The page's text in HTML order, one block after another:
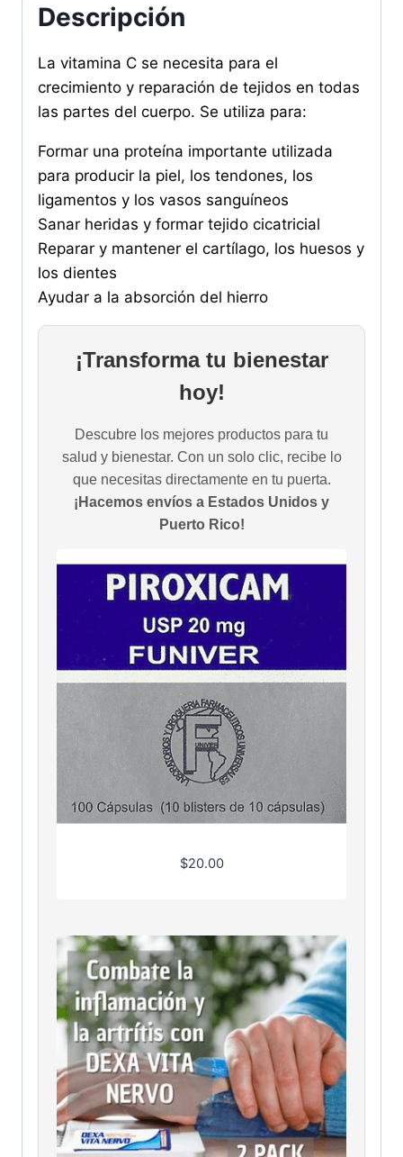
Descripción
La vitamina C se necesita para el
crecimiento y reparación de tejidos en todas
las partes del cuerpo. Se utiliza para:
Formar una proteína importante utilizada
para producir la piel, los tendones, los
ligamentos y los vasos sanguíneos
Sanar heridas y formar tejido cicatricial
Reparar y mantener el cartílago, los huesos y
los dientes
Ayudar a la absorción del hierro
¡Transforma tu bienestar
hoy!
Descubre los mejores productos para tu
salud y bienestar. Con un solo clic, recibe lo
que necesitas directamente en tu puerta.
¡Hacemos envíos a Estados Unidos y
Puerto Rico!
$20.00